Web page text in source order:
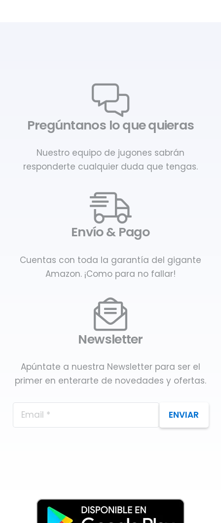
Pregúntanos lo que quieras
Nuestro equipo de jugones sabrán
responderte cualquier duda que tengas.
Envío & Pago
Cuentas con toda la garantía del gigante
Amazon. ¡Como para no fallar!
Newsletter
Apúntate a nuestra Newsletter para ser el
primer en enterarte de novedades y ofertas.
ENVIAR